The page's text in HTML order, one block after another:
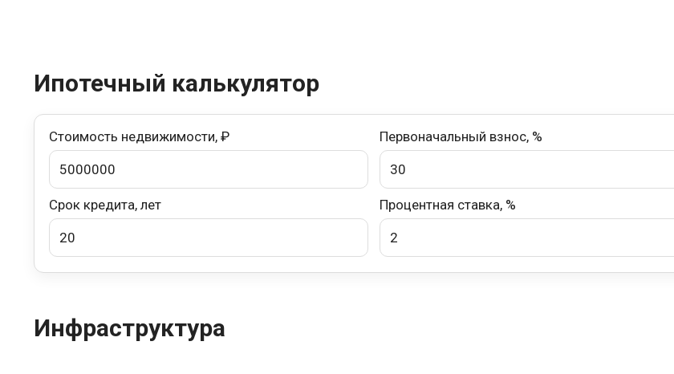
Ипотечный калькулятор
Стоимость недвижимости, ₽ Первоначальный взнос, %
Срок кредита, лет Процентная ставка, %
Инфраструктура